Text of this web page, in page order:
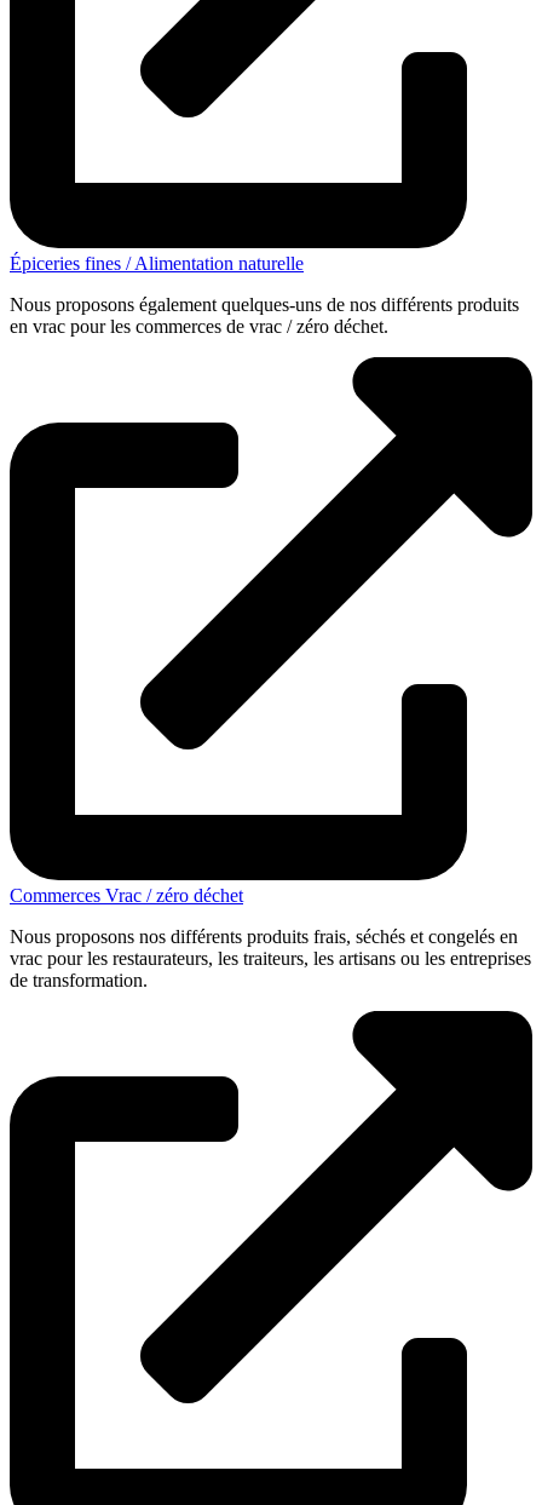
Épiceries fines / Alimentation naturelle
Nous proposons également quelques-uns de nos différents produits
en vrac pour les commerces de vrac / zéro déchet.
Commerces Vrac / zéro déchet
Nous proposons nos différents produits frais, séchés et congelés en
vrac pour les restaurateurs, les traiteurs, les artisans ou les entreprises
de transformation.